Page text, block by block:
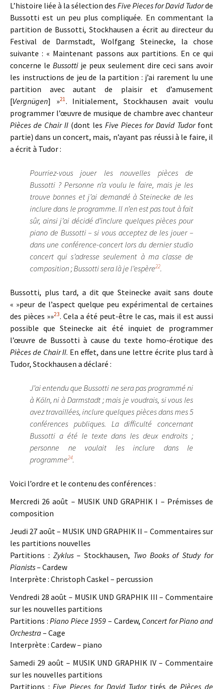
L’histoire liée à la sélection des Five Pieces for David Tudorde
Bussotti est un peu plus compliquée. En commentant la
partition de Bussotti, Stockhausen a écrit au directeur du
Festival de Darmstadt, Wolfgang Steinecke, la chose
suivante : « Maintenant passons aux partitions. En ce qui
concerne leBussotti je peux seulement dire ceci sans avoir
les instructions de jeu de la partition : j’ai rarement lu une
partition avec autant de plaisir et d’amusement
[Vergnügen] »21. Initialement, Stockhausen avait voulu
programmer l’œuvre de musique de chambre avec chanteur
Pièces de Chair II (dont les Five Pieces for David Tudorfont
partie) dans un concert, mais, n’ayant pas réussi à le faire, il
a écrit à Tudor :
Pourriez-vous jouer les nouvelles pièces de
Bussotti ? Personne n’a voulu le faire, mais je les
trouve bonnes et j’ai demandé à Steinecke de les
inclure dans le programme. Il n’en est pas tout à fait
sûr, ainsi j’ai décidé d’inclure quelques pièces pour
piano de Bussotti – si vous acceptez de les jouer –
dans une conférence-concert lors du dernier studio
concert qui s’adresse seulement à ma classe de
composition ; Bussotti sera là je l’espère22.
Bussotti, plus tard, a dit que Steinecke avait sans doute
« »peur de l’aspect quelque peu expérimental de certaines
des pièces »»23. Cela a été peut-être le cas, mais il est aussi
possible que Steinecke ait été inquiet de programmer
l’œuvre de Bussotti à cause du texte homo-érotique des
Pièces de Chair II. En effet, dans une lettre écrite plus tard à
Tudor, Stockhausen a déclaré :
J’ai entendu que Bussotti ne sera pas programmé ni
à Köln, ni à Darmstadt ; mais je voudrais, si vous les
avez travaillées, inclure quelques pièces dans mes 5
conférences publiques. La difficulté concernant
Bussotti a été le texte dans les deux endroits ;
personne ne voulait les inclure dans le
programme24.
Voici l’ordre et le contenu des conférences :
Mercredi 26 août – MUSIK UND GRAPHIK I – Prémisses de
composition
Jeudi 27 août – MUSIK UND GRAPHIK II – Commentaires sur
les partitions nouvelles
Partitions : Zyklus– Stockhausen, Two Books of Study for
Pianists– Cardew
Interprète : Christoph Caskel – percussion
Vendredi 28 août – MUSIK UND GRAPHIK III – Commentaire
sur les nouvelles partitions
Partitions :Piano Piece 1959 – Cardew, Concert for Piano and
Orchestra – Cage
Interprète : Cardew – piano
Samedi 29 août – MUSIK UND GRAPHIK IV – Commentaire
sur les nouvelles partitions
Partitions :Five Pieces for David Tudortirés dePièces de